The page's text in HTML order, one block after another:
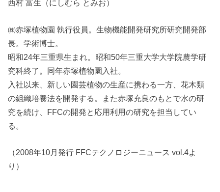
西村 富生（にしむら とみお）
㈱赤塚植物園 執行役員。生物機能開発研究所研究開発部
長。学術博士。
昭和24年三重県生まれ。昭和50年三重大学大学院農学研
究科終了。同年赤塚植物園入社。
入社以来、新しい園芸植物の生産に携わる一方、花木類
の組織培養法を開発する。また赤塚充良のもとで水の研
究を続け、FFCの開発と応用利用の研究を担当してい
る。
（2008年10月発行 FFCテクノロジーニュース vol.4よ
り）